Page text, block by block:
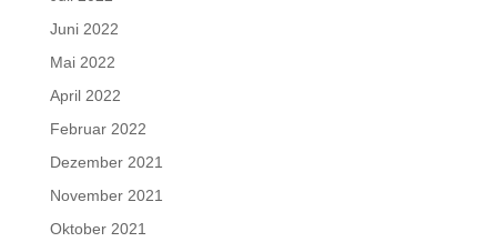
Juni 2022
Mai 2022
April 2022
Februar 2022
Dezember 2021
November 2021
Oktober 2021